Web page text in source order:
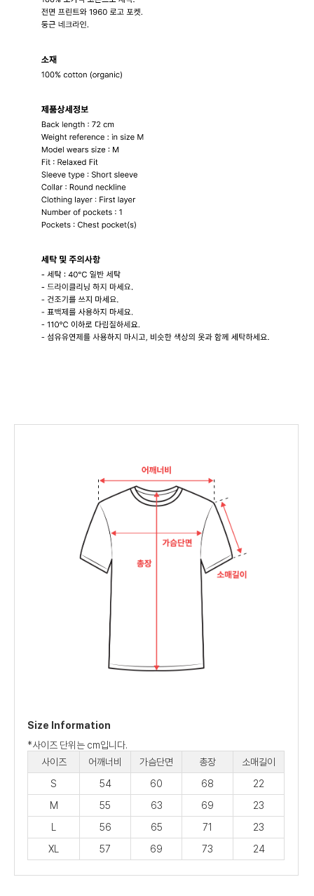
Size Information
*사이즈 단위는 cm입니다.
사이즈
어깨너비 가슴단면 총장
소매길이
S
54 60 68
22
M
55 63 69
23
L
56 65 71
23
XL
57 69 73 24